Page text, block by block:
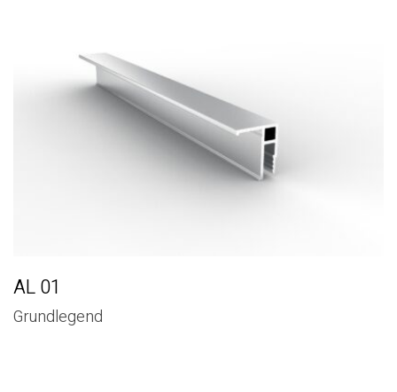
AL 01
Grundlegend